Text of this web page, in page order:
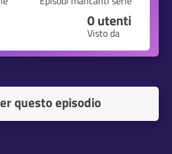
0utenti
Visto da
questo episodio